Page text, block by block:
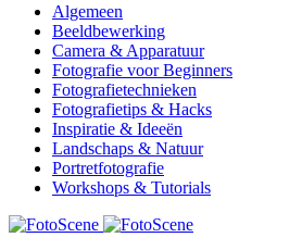
Algemeen
Beeldbewerking
Camera & Apparatuur
Fotografie voor Beginners
Fotografietechnieken
Fotografietips & Hacks
Inspiratie & Ideeën
Landschaps & Natuur
Portretfotografie
Workshops & Tutorials